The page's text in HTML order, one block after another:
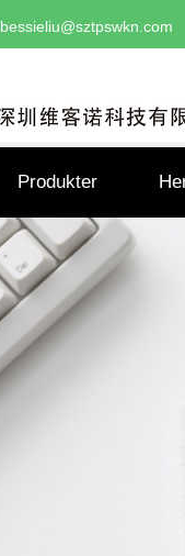
bessieliu@sztpswkn.com
Produkter